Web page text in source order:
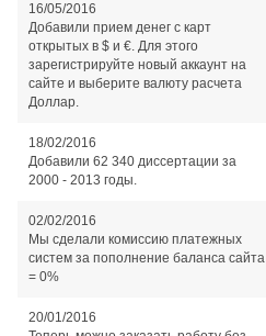
16/05/2016
Добавили прием денег с карт
открытых в $ и €. Для этого
зарегистрируйте новый аккаунт на
сайте и выберите валюту расчета
Доллар.
18/02/2016
Добавили 62 340 диссертации за
2000 - 2013 годы.
02/02/2016
Мы сделали комиссию платежных
систем за пополнение баланса сайта
= 0%
20/01/2016